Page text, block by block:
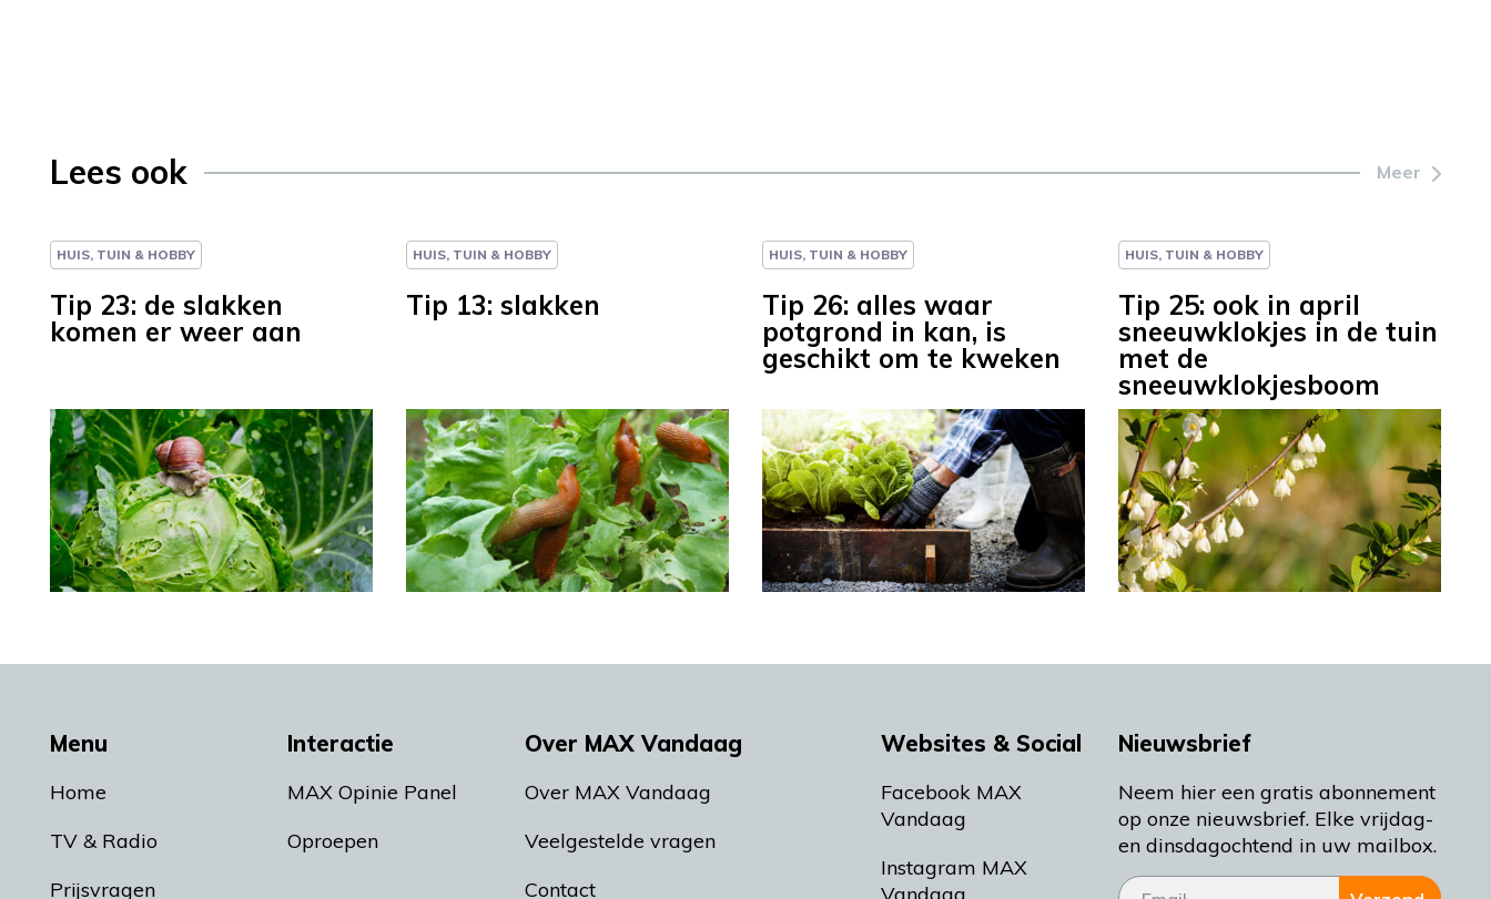
Lees ook Meer
HUIS, TUIN & HOBBY
Tip 23: de slakken
komen er weer aan
HUIS, TUIN & HOBBY
Tip 13: slakken
HUIS, TUIN & HOBBY
Tip 26: alles waar
potgrond in kan, is
geschikt om te kweken
HUIS, TUIN & HOBBY
Tip 25: ook in april
sneeuwklokjes in de tuin
met de
sneeuwklokjesboom
Menu
Home
TV & Radio
Prijsvragen
Interactie
MAX Opinie Panel
Oproepen
Over MAX Vandaag
Over MAX Vandaag
Veelgestelde vragen
Contact
Websites & Social
Facebook MAX
Vandaag
Instagram MAX
Vandaag
Nieuwsbrief
Neem hier een gratis abonnement
op onze nieuwsbrief. Elke vrijdag-
en dinsdagochtend in uw mailbox.